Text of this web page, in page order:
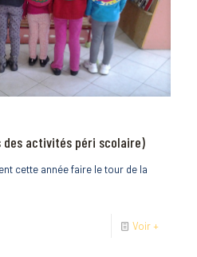
des activités péri scolaire)
cette année faire le tour de la
Voir +